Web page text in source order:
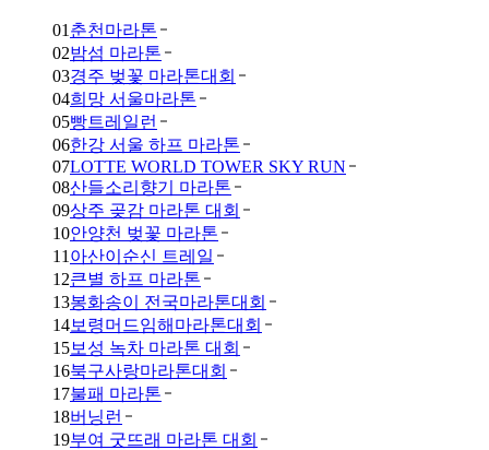
01 춘천마라톤
02밤섬 마라톤
03경주 벚꽃 마라톤대회
04희망 서울마라톤
05빵트레일런
06한강 서울 하프 마라톤
07LOTTE WORLD TOWER SKY RUN
08산들소리향기 마라톤
09상주 곶감 마라톤 대회
10안양천 벚꽃 마라톤
11 아산이순신 트레일
12큰별 하프 마라톤
13봉화송이 전국마라톤대회
14보령머드임해마라톤대회
15보성 녹차 마라톤 대회
16북구사랑마라톤대회
17불패 마라톤
18버닝런
19부여 굿뜨래 마라톤 대회